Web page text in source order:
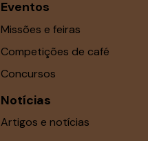
Eventos
Missões e feiras
Competições de café
Concursos
Notícias
Artigos e notícias